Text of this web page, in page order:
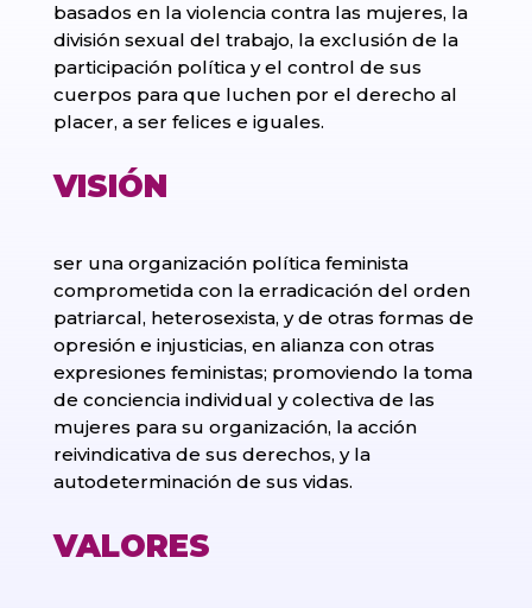
basados en la violencia contra las mujeres, la
división sexual del trabajo, la exclusión de la
participación política y el control de sus
cuerpos para que luchen por el derecho al
placer, a ser felices e iguales.
VISIÓN
ser una organización política feminista
comprometida con la erradicación del orden
patriarcal, heterosexista, y de otras formas de
opresión e injusticias, en alianza con otras
expresiones feministas; promoviendo la toma
de conciencia individual y colectiva de las
mujeres para su organización, la acción
reivindicativa de sus derechos, y la
autodeterminación de sus vidas.
VALORES